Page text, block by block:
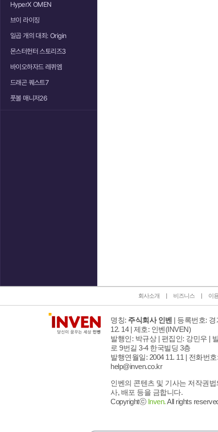
HyperX OMEN
브이 라이징
일곱 개의 대죄: Origin
몬스터헌터 스토리즈3
바이오하자드 레퀴엠
드래곤 퀘스트7
풋볼 매니저26
회사소개 비즈니스 이
명칭: 주식회사 인벤 | 등록번호:
12. 14 | 제호: 인벤(INVEN)
발행인: 박규상 | 편집인: 강민우 |
로 9번길 3-4 한국빌딩 3층
발행연월일: 2004 11. 11 | 전화번호
help@inven.co.kr
인벤의 콘텐츠 및 기사는 저작권
사, 배포 등을 금합니다.
Copyrightⓒ Inven.All rights